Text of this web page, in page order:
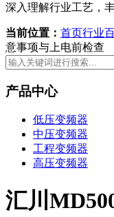
深入理解行业工艺，
当前位置： 首页行业
意事项与上电前检查
产品中心
低压变频器
中压变频器
工程变频器
高压变频器
汇川